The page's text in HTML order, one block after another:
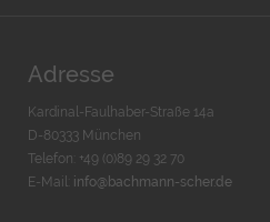
Adresse
Kardinal-Faulhaber-Straße 14a
D-80333 München
Telefon: +49 (0)89 29 32 70
E-Mail: info@bachmann-scher.de